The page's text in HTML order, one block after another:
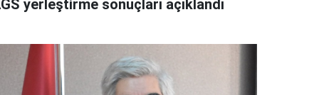
yerleştirme sonuçları açıklandı